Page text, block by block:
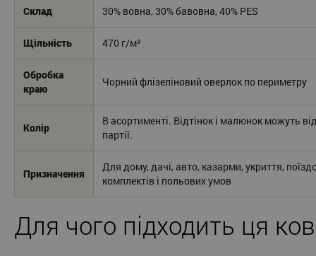
Склад 30% вовна, 30% бавовна, 40% PES
Щільність 470 г/м²
Обробка
краю
Чорний флізеліновий оверлок по периметру
Колір
В асортименті. Відтінок і малюнок можуть
партії.
Призначення
Для дому, дачі, авто, казарми, укриття,
комплектів і польових умов
Для чого підходить ця